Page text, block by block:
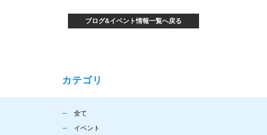
ブログ&イベント情報一覧へ戻る
カテゴリ
全て
イベント